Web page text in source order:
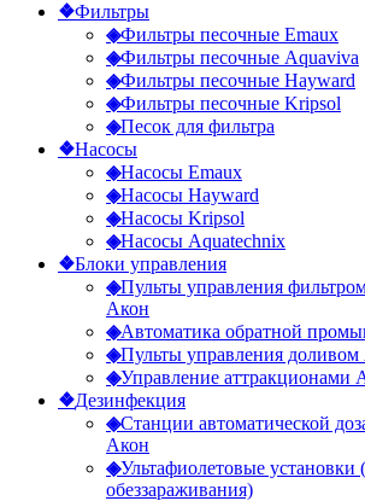
❖Фильтры
◈Фильтры песочные Emaux
◈Фильтры песочные Aquaviva
◈Фильтры песочные Hayward
◈Фильтры песочные Kripsol
◈Песок для фильтра
❖Насосы
◈Насосы Emaux
◈Насосы Hayward
◈Насосы Kripsol
◈Насосы Aquatechnix
❖Блоки управления
◈Пульты управления
Акон
◈Автоматика обратной
◈Пульты управления доливом
◈Управление аттракционами
❖Дезинфекция
◈Станции автоматической
Акон
◈Ультафиолетовые
обеззараживания)